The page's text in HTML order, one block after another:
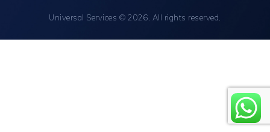
Universal Services © 2026. All rights reserved.